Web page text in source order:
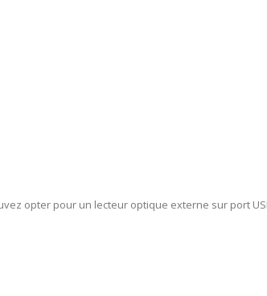
opter pour un lecteur optique externe sur port